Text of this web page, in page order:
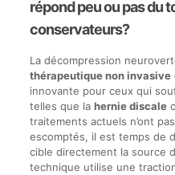
répond peu ou pas du
conservateurs?
La décompression
thérapeutique non invasive
innovante pour ceux qui
telles que la hernie discale
traitements actuels n’ont
escomptés, il est temps de
cible directement la source
technique utilise une